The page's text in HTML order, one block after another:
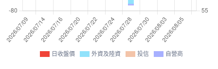
日收盤價 外資及陸資 投信 自營商